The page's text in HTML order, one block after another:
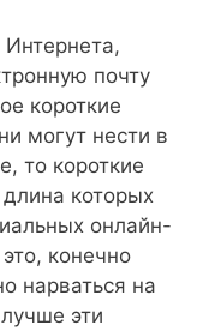
почту
короткие
могут нести в
то короткие
которых
онлайн-
конечно
нарваться на
эти